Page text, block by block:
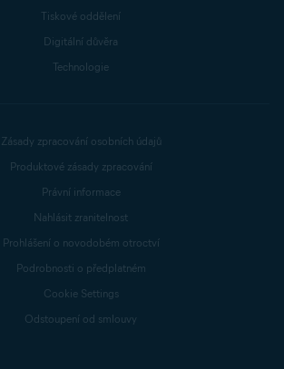
Tiskové oddělení
Digitální důvěra
Technologie
Zásady zpracování osobních údajů
Produktové zásady zpracování
Právní informace
Nahlásit zranitelnost
Prohlášení o novodobém otroctví
Podrobnosti o předplatném
Cookie Settings
Odstoupení od smlouvy